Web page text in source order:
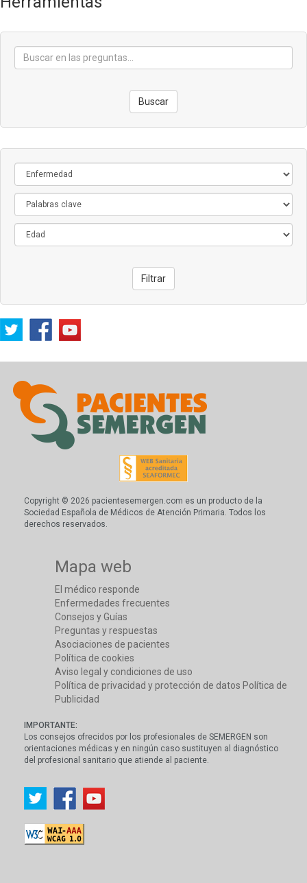
Buscar
Filtrar
Copyright © 2026 pacientesemergen.com es un producto de la
Sociedad Española de Médicos de Atención Primaria. Todos los
derechos reservados.
Mapa web
El médico responde
Enfermedades frecuentes
Consejos y Guías
Preguntas y respuestas
Asociaciones de pacientes
Política de cookies
Aviso legal y condiciones de uso
Política de privacidad y protección de datos Política de
Publicidad
IMPORTANTE:
Los consejos ofrecidos por los profesionales de SEMERGEN son
orientaciones médicas y en ningún caso sustituyen al diagnóstico
del profesional sanitario que atiende al paciente.